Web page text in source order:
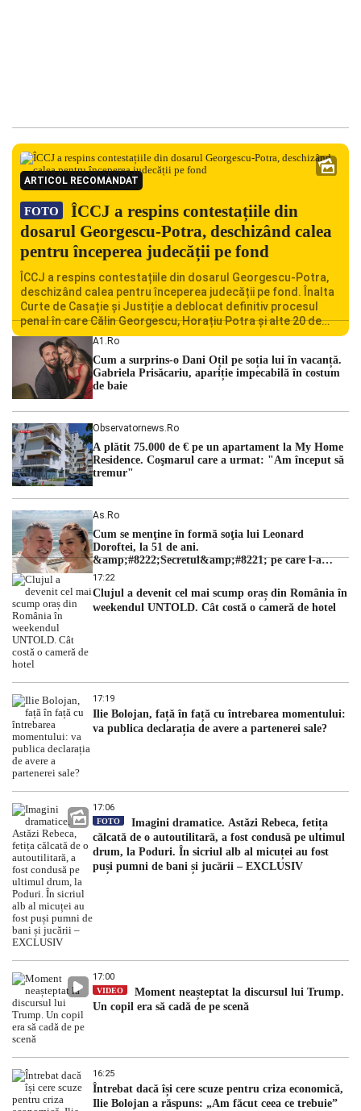
ARTICOL RECOMANDAT
FOTO
ÎCCJ a respins contestațiile din
dosarul Georgescu-Potra, deschizând calea
pentru începerea judecății pe fond
ÎCCJ a respins contestațiile din dosarul Georgescu-Potra,
deschizând calea pentru începerea judecății pe fond. Înalta
Curte de Casație și Justiție a deblocat definitiv procesul
penal în care Călin Georgescu, Horațiu Potra și alte 20 de
persoane sunt acuzați de acțiuni îndreptate împotriva
ordinii constituționale. În ședința din camera preliminară,
judecătorii de la instanța supremă au […]
A1.ro
Cum a surprins-o Dani Oțil pe soția lui în vacanță.
Gabriela Prisăcariu, apariție impecabilă în costum
de baie
Observatornews.ro
A plătit 75.000 de € pe un apartament la My Home
Residence. Coşmarul care a urmat: "Am început să
tremur"
As.ro
Cum se menţine în formă soţia lui Leonard
Doroftei, la 51 de ani.
&amp;#8222;Secretul&amp;#8221; pe care l-a
dezvăluit
17:22
Clujul a devenit cel mai scump oraș din România în
weekendul UNTOLD. Cât costă o cameră de hotel
17:19
Ilie Bolojan, față în față cu întrebarea momentului:
va publica declarația de avere a partenerei sale?
17:06
FOTO
Imagini dramatice. Astăzi Rebeca, fetița
călcată de o autoutilitară, a fost condusă pe ultimul
drum, la Poduri. În sicriul alb al micuței au fost
puși pumni de bani și jucării – EXCLUSIV
17:00
VIDEO
Moment neașteptat la discursul lui Trump.
Un copil era să cadă de pe scenă
16:25
Întrebat dacă își cere scuze pentru criza economică,
Ilie Bolojan a răspuns: „Am făcut ceea ce trebuie”